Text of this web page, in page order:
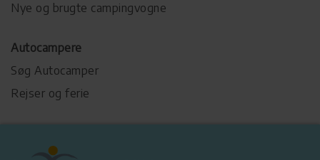
Nye og brugte campingvogne
Autocampere
Søg Autocamper
Rejser og ferie